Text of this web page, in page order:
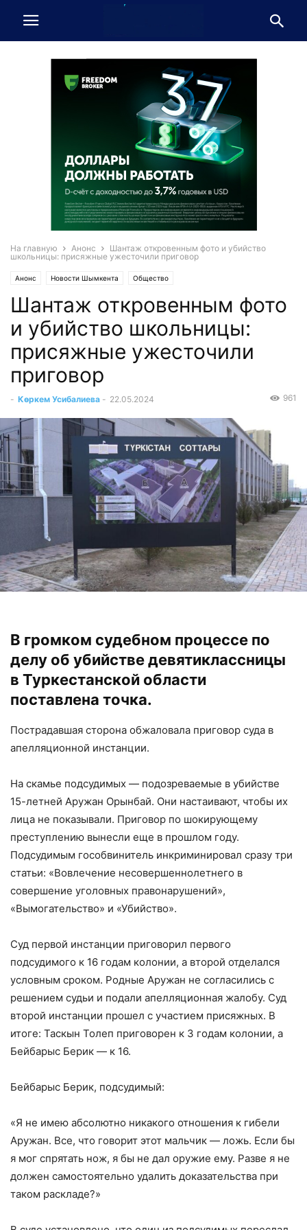
На главную Анонс
Шантаж откровенным фото и убийство
школьницы: присяжные ужесточили приговор
Анонс Новости Шымкента Общество
Шантаж откровенным фото
и убийство школьницы:
присяжные ужесточили
приговор
- Көркем Усибалиева - 22.05.2024 961
В громком судебном процессе по
делу об убийстве девятиклассницы
в Туркестанской области
поставлена точка.
Пострадавшая сторона обжаловала приговор суда в
апелляционной инстанции.
На скамье подсудимых — подозреваемые в убийстве
15-летней Аружан Орынбай. Они настаивают, чтобы их
лица не показывали. Приговор по шокирующему
преступлению вынесли еще в прошлом году.
Подсудимым гособвинитель инкриминировал сразу три
статьи: «Вовлечение несовершеннолетнего в
совершение уголовных правонарушений»,
«Вымогательство» и «Убийство».
Суд первой инстанции приговорил первого
подсудимого к 16 годам колонии, а второй отделался
условным сроком. Родные Аружан не согласились с
решением судьи и подали апелляционная жалобу. Суд
второй инстанции прошел с участием присяжных. В
итоге: Таскын Толеп приговорен к 3 годам колонии, а
Бейбарыс Берик — к 16.
Бейбарыс Берик, подсудимый:
«Я не имею абсолютно никакого отношения к гибели
Аружан. Все, что говорит этот мальчик — ложь. Если бы
я мог спрятать нож, я бы не дал оружие ему. Разве я не
должен самостоятельно удалить доказательства при
таком раскладе?»